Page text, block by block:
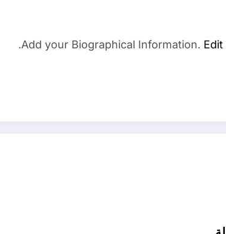
Add your Biographical Information.